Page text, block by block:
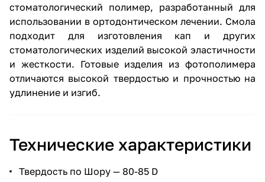
стоматологический полимер, разработанный для
использовании в ортодонтическом лечении. Смола
подходит для изготовления кап и других
стоматологических изделий высокой эластичности
и жесткости. Готовые изделия из фотополимера
отличаются высокой твердостью и прочностью на
удлинение и изгиб.
Технические характеристики
Твердость по Шору — 80-85 D